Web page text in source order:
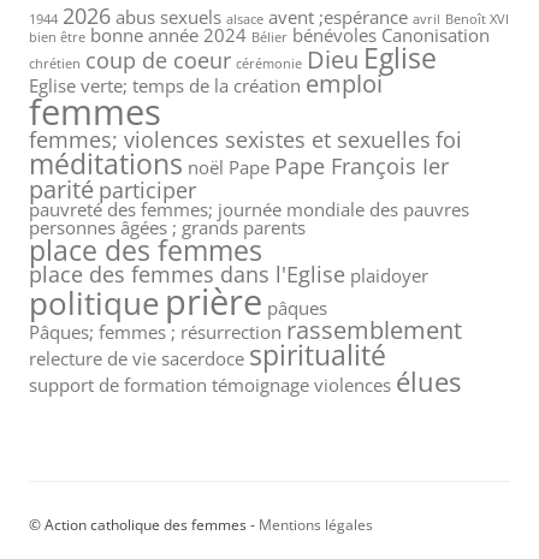
1944 2026 abus sexuels alsace avent ;espérance avril Benoît XVI
bien être bonne année 2024 Bélier bénévoles Canonisation
chrétien coup de coeur cérémonie Dieu Eglise
Eglise verte; temps de la création emploi
femmes
femmes; violences sexistes et sexuelles foi
méditations noël Pape Pape François Ier
parité participer
pauvreté des femmes; journée mondiale des pauvres
personnes âgées ; grands parents
place des femmes
place des femmes dans l'Eglise plaidoyer
politique prière pâques
Pâques; femmes ; résurrection rassemblement
relecture de vie sacerdoce spiritualité
support de formation témoignage violences élues
© Action catholique des femmes - Mentions légales